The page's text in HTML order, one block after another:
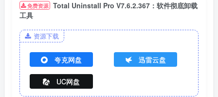
免费资源 Total Uninstall Pro V7.6.2.367：软件彻底卸载
工具
资源下载
夸克网盘 迅雷云盘
UC网盘